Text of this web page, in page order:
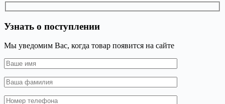
Узнать о поступлении
Мы уведомим Вас, когда товар появится на сайте